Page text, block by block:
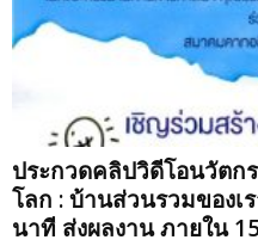
ประกวดคลิปวิดีโอนวัตก
โลก : บ้านส่วนรวมของเ
นาที ส่งผลงาน ภายใน